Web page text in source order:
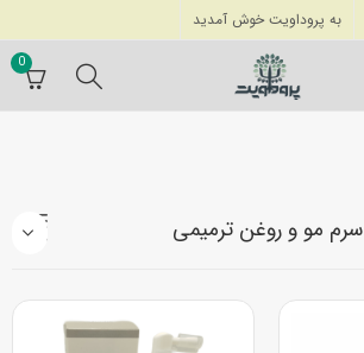
به پروداویت خوش آمدید
0
سرم مو و روغن ترمیمی